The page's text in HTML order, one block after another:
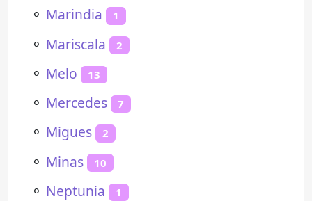
⚬ Marindia 1
⚬ Mariscala 2
⚬ Melo 13
⚬ Mercedes 7
⚬ Migues 2
⚬ Minas 10
⚬ Neptunia 1